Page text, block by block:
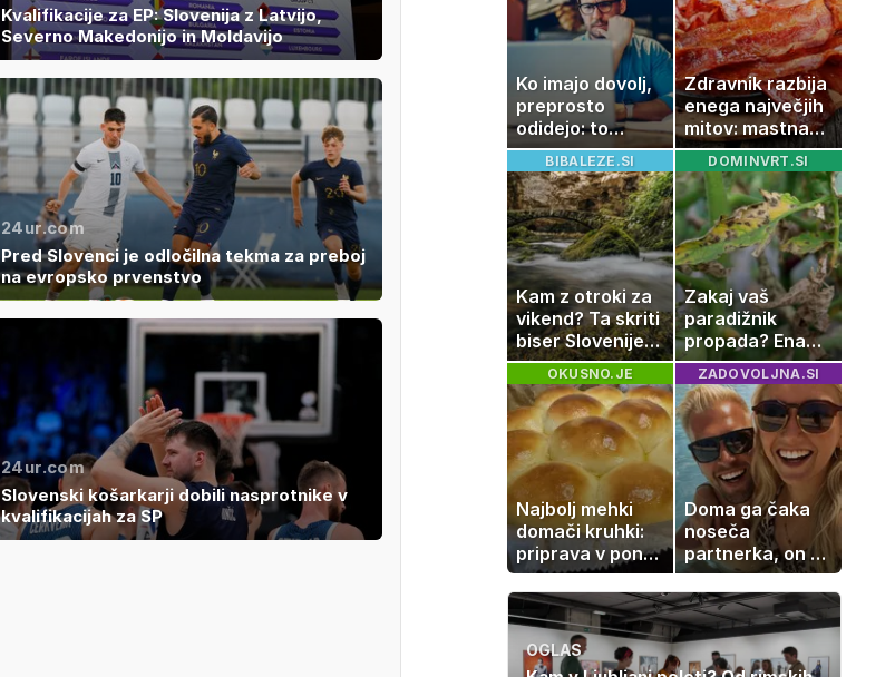
Kvalifikacije za EP: Slovenija z Latvijo,
Severno Makedonijo in Moldavijo
24ur.com
Pred Slovenci je odločilna tekma za preboj
na evropsko prvenstvo
24ur.com
Slovenski košarkarji dobili nasprotnike v
kvalifikacijah za SP
Ko imajo dovolj,
preprosto
odidejo: to
znamenje
najpogosteje da
odpoved
Zdravnik razbija
enega največjih
mitov: mastna
jetra ne
nastanejo
zaradi slanine,
temveč zaradi
živila, ki ga
imamo vsi radi
BIBALEZE.SI
Kam z otroki za
vikend? Ta skriti
biser Slovenije
izgleda kot iz
pravljice
DOMINVRT.SI
Zakaj vaš
paradižnik
propada? Ena
napaka lahko
uniči rastline –
tako jih rešite
OKUSNO.JE
Najbolj mehki
domači kruhki:
priprava v ponvi
je trik za popoln
rezultat
ZADOVOLJNA.SI
Doma ga čaka
noseča
partnerka, on pa
dopustuje z
drugo
OGLAS